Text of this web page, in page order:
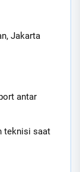
Jakarta
antar
teknisi saat